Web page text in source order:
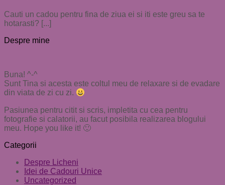
Cauti un cadou pentru fina de ziua ei si iti este greu sa te
hotarasti? [...]
Despre mine
Buna! ^-^
Sunt Tina si acesta este coltul meu de relaxare si de evadare
din viata de zi cu zi.
Pasiunea pentru citit si scris, impletita cu cea pentru
fotografie si calatorii, au facut posibila realizarea blogului
meu. Hope you like it! 🙂
Categorii
Despre Licheni
Idei de Cadouri Unice
Uncategorized